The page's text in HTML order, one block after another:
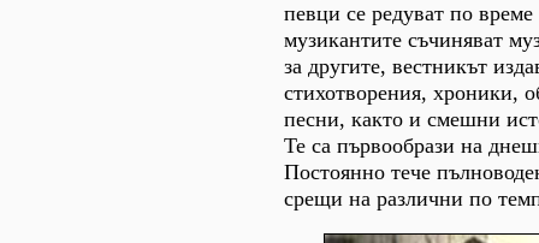
певци се редуват по
музикантите съчиняват
за другите, вестникът
стихотворения, хроники,
песни, както и смешни
Те са първообрази на
Постоянно тече
срещи на различни по